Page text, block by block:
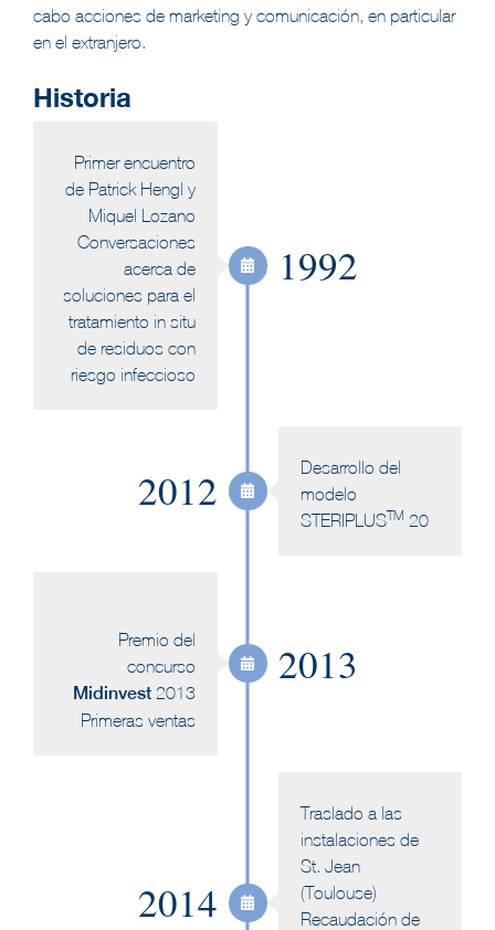
cabo acciones de marketing y comunicación, en particular
en el extranjero.
Historia
Primer encuentro
de Patrick Hengl y
Miquel Lozano
Conversaciones
acerca de
soluciones para el
tratamiento in situ
de residuos con
riesgo infeccioso
1992
Desarrollo del
modelo
STERIPLUSTM 20
2012
Premio del
concurso
Midinvest2013
Primeras ventas
2013
Traslado a las
instalaciones de
St. Jean
(Toulouse)
Recaudación de
2014